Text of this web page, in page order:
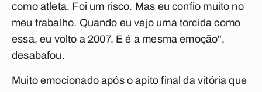
como atleta. Foi um risco. Mas eu confio muito no
meu trabalho. Quando eu vejo uma torcida como
essa, eu volto a 2007. E é a mesma emoção",
desabafou.
Muito emocionado após o apito final da vitória que